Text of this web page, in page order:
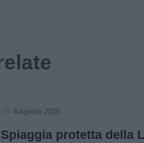
4 Agosto 2026
Spiaggia protetta della